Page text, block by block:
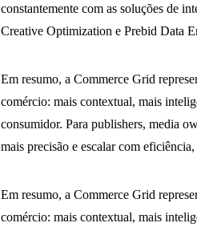
constantemente com as soluções de
Creative Optimization e Prebid Data
Em resumo, a Commerce Grid
comércio: mais contextual, mais
consumidor. Para publishers, media
mais precisão e escalar com
Em resumo, a Commerce Grid
comércio: mais contextual, mais